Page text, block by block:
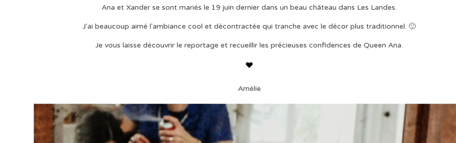
Ana et Xander se sont mariés le 19 juin dernier dans un beau château dans Les Landes.
J'ai beaucoup aimé l'ambiance cool et décontractée qui tranche avec le décor plus traditionnel. 🙂
Je vous laisse découvrir le reportage et recueillir les précieuses confidences de Queen Ana.
Amélie